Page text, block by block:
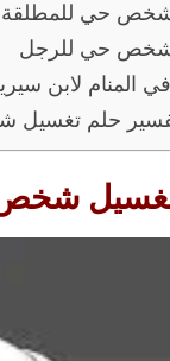
شخص حي للمطلقة
شخص حي للرجل
في المنام لابن
حلم
تغسيل